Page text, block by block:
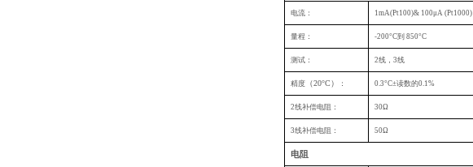
电流： 1mA(Pt100)& 100μA (Pt1000)
量程： -200°C到 850°C
测试： 2线，3线
精度 （20°C） ： 0.3°C±读数的0.1%
2线补偿电阻： 30Ω
3线补偿电阻： 50Ω
电阻